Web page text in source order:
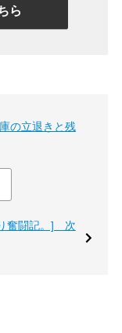
ら
の立退きと残
奮闘記。] 次